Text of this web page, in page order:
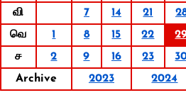
வி
7 14 21
வெ
1 8 15 22
ச
2 9 16 23
Archive
2023 2024